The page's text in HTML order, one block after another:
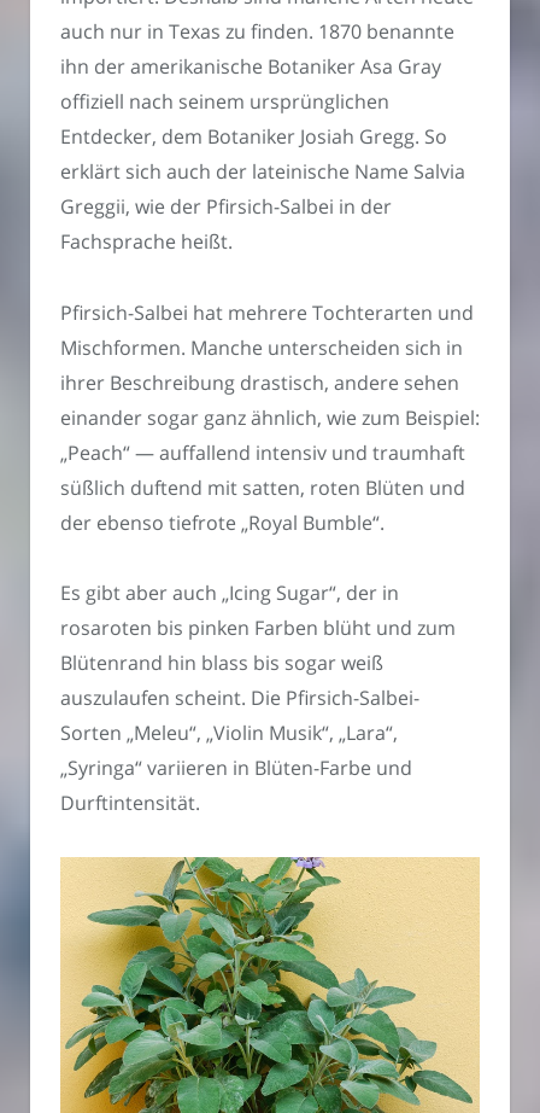
auch nur in Texas zu finden. 1870 benannte
ihn der amerikanische Botaniker Asa Gray
offiziell nach seinem ursprünglichen
Entdecker, dem Botaniker Josiah Gregg. So
erklärt sich auch der lateinische Name Salvia
Greggii, wie der Pfirsich-Salbei in der
Fachsprache heißt.
Pfirsich-Salbei hat mehrere Tochterarten und
Mischformen. Manche unterscheiden sich in
ihrer Beschreibung drastisch, andere sehen
einander sogar ganz ähnlich, wie zum Beispiel:
„Peach“ — auffallend intensiv und traumhaft
süßlich duftend mit satten, roten Blüten und
der ebenso tiefrote „Royal Bumble“.
Es gibt aber auch „Icing Sugar“, der in
rosaroten bis pinken Farben blüht und zum
Blütenrand hin blass bis sogar weiß
auszulaufen scheint. Die Pfirsich-Salbei-
Sorten „Meleu“, „Violin Musik“, „Lara“,
„Syringa“ variieren in Blüten-Farbe und
Durftintensität.